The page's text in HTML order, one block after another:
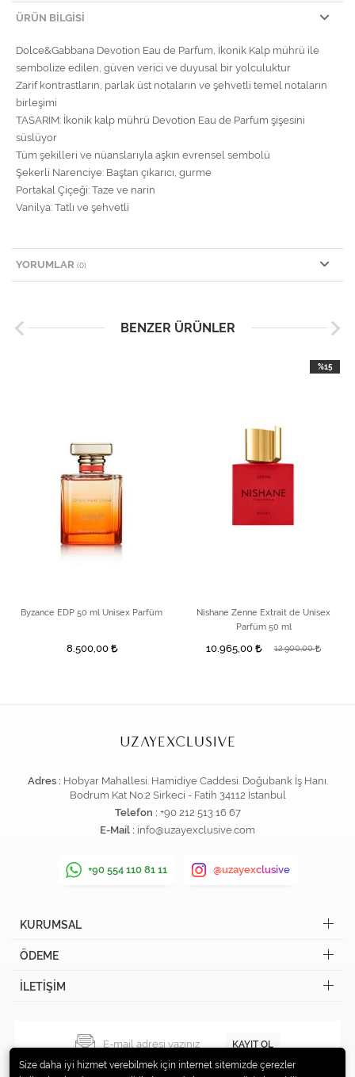
ÜRÜN BILGISI
Dolce&Gabbana Devotion Eau de Parfum, İkonik Kalp mührü ile
sembolize edilen, güven verici ve duyusal bir yolculuktur
Zarif kontrastların, parlak üst notaların ve şehvetli temel notaların
birleşimi
TASARIM: İkonik kalp mührü Devotion Eau de Parfum şişesini
süslüyor
Tüm şekilleri ve nüanslarıyla aşkın evrensel sembolü
Şekerli Narenciye: Baştan çıkarıcı, gurme
Portakal Çiçeği: Taze ve narin
Vanilya: Tatlı ve şehvetli
YORUMLAR (0)
BENZER ÜRÜNLER
Byzance EDP 50 ml Unisex Parfüm
8.500,00
Nishane Zenne Extrait de Unisex
Parfüm 50 ml
10.965,00 12.900,00
%15
Adres : Hobyar Mahallesi. Hamidiye Caddesi. Doğubank İş Hanı.
Bodrum Kat No:2 Sirkeci - Fatih 34112 İstanbul
Telefon : +90 212 513 16 67
E-Mail : info@uzayexclusive.com
+90 554 110 81 11 @uzayexclusive
KURUMSAL
ÖDEME
İLETİŞİM
KAYIT OL
Size daha iyi hizmet verebilmek için internet sitemizde çerezler